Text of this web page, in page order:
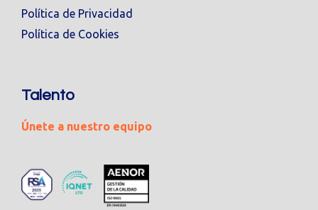
Política de Privacidad
Política de Cookies
Talento
Únete a nuestro equipo